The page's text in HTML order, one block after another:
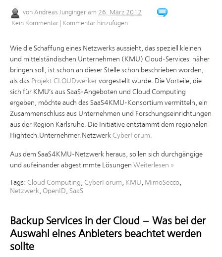
von Andreas Junginger am 26. März 2012
Kein Kommentar
Kommentar hinzufügen
Wie die Schaffung eines Netzwerks aussieht, das speziell kleinen
und mittelständischen Unternehmen (KMU) Cloud-Services näher
bringen soll, ist schon an dieser Stelle schon beschrieben worden,
als das Projekt CLOUDwerker vorgestellt wurde. Die Vorteile, die
sich für KMU’s aus SaaS-Angeboten und Cloud Computing
ergeben, möchte auch das SaaS4KMU-Konsortium vermitteln, ein
Zusammenschluss aus Unternehmen und Forschungseinrichtungen
aus der Region Karlsruhe. Die Initiative entstammt dem regionalen
Hightech.Unternehmer.Netzwerk CyberForum.
Aus dem SaaS4KMU-Netzwerk heraus, sollen sich durchgängige
und aufeinander abgestimmte Lösungen Weiterlesen »
Tags: Cloud Computing, CyberForum, KMU, MimoSecco,
Netzwerk, OpenID, SaaS
Backup Services in der Cloud – Was bei der
Auswahl eines Anbieters beachtet werden
sollte